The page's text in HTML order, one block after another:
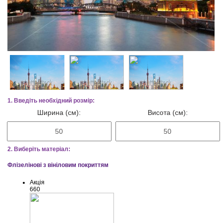
1. Введіть необхідний розмір:
Ширина (см): Висота (см):
2. Виберіть матеріал:
Флізелінові з вініловим покриттям
Акція
660